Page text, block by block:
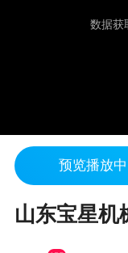
数据获
预览播放
山东宝星机